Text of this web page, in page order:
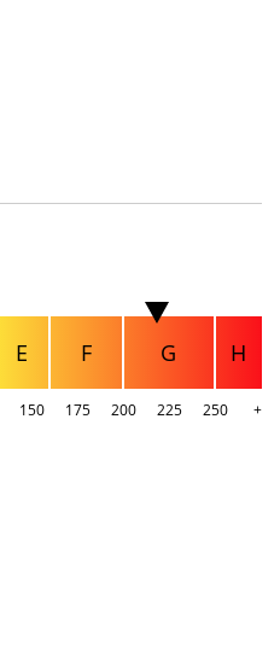
E F G H
150 175 200 225 250 +